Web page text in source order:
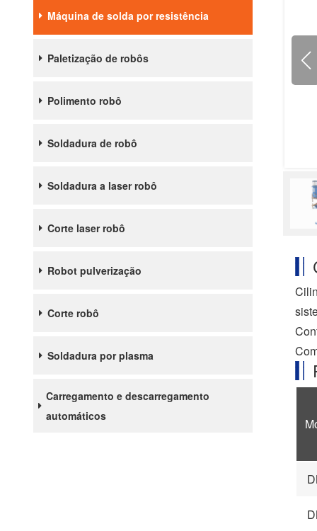
Máquina de solda por resistência
Paletização de robôs
Polimento robô
Soldadura de robô
Soldadura a laser robô
Corte laser robô
Robot pulverização
Corte robô
Soldadura por plasma
Carregamento e descarregamento
automáticos